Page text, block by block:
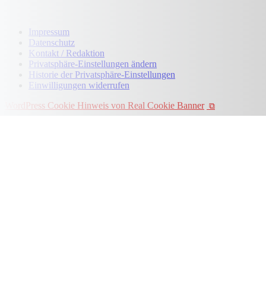
Impressum
Datenschutz
Kontakt / Redaktion
Privatsphäre-Einstellungen ändern
Historie der Privatsphäre-Einstellungen
Einwilligungen widerrufen
WordPress Cookie Hinweis von Real Cookie Banner